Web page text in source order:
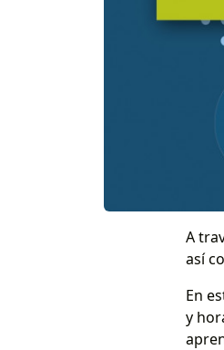
A
así
En
y